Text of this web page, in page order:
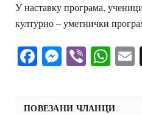
У наставку програма,
културно – уметнички
FacebookViber
ПОВЕЗАНИ ЧЛАНЦИ